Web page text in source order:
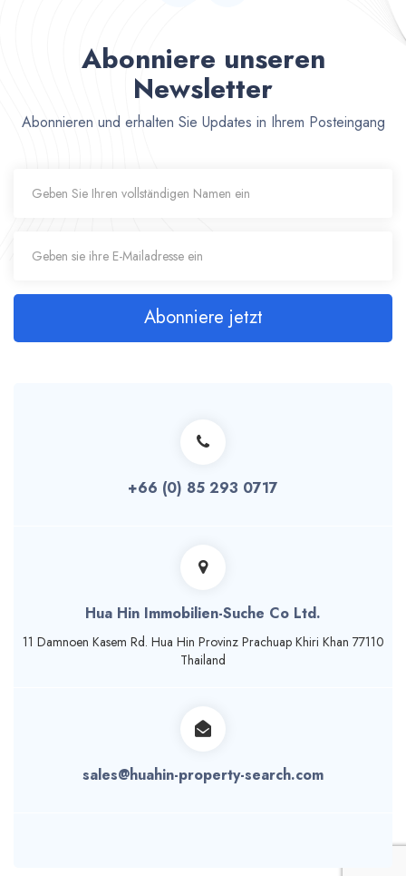
Abonniere unseren
Newsletter
Abonnieren und erhalten Sie Updates in Ihrem Posteingang
Abonniere jetzt
+66 (0) 85 293 0717
Hua Hin Immobilien-Suche Co Ltd.
11 Damnoen Кasem Rd. Hua Hin Provinz Prachuap Khiri Khan 77110
Thailand
sales@huahin-property-search.com